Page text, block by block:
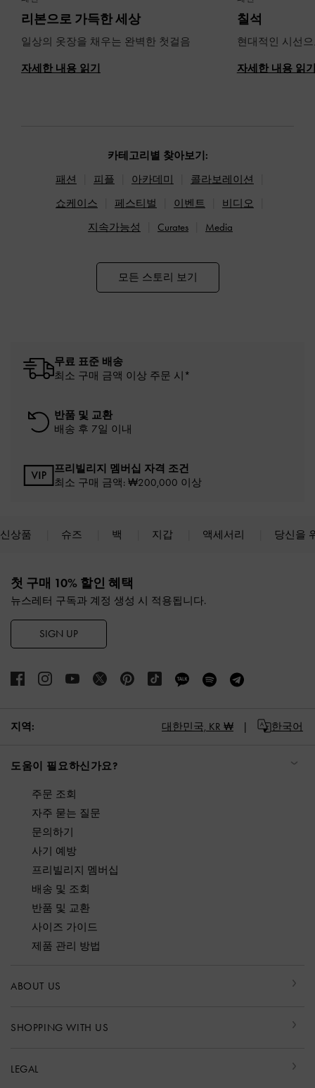
리본으로 가득한 세상
일상의 옷장을 채우는 완벽한 첫걸음
자세한 내용 읽기
칠석
현대적인 시선
자세한 내용 읽
카테고리별 찾아보기:
패션
피플 아카데미
콜라보레이션
쇼케이스
페스티벌 이벤트
비디오
지속가능성
Curates Media
모든 스토리 보기
무료 표준 배송
최소 구매 금액 이상 주문 시*
반품 및 교환
배송 후 7일 이내
프리빌리지 멤버십 자격 조건
최소 구매 금액: ₩200,000 이상
신상품 슈즈 백 지갑 액세서리 당신을
첫 구매 10% 할인 혜택
뉴스레터 구독과 계정 생성 시 적용됩니다.
SIGN UP
지역: 대한민국, KR ₩ 한국어
도움이 필요하신가요?
주문 조회
자주 묻는 질문
문의하기
사기 예방
프리빌리지 멤버십
배송 및 조회
반품 및 교환
사이즈 가이드
제품 관리 방법
ABOUT US
SHOPPING WITH US
LEGAL